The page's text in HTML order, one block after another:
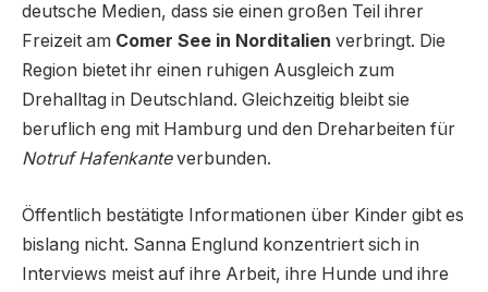
deutsche Medien, dass sie einen großen Teil ihrer
Freizeit am Comer See in Norditalien verbringt. Die
Region bietet ihr einen ruhigen Ausgleich zum
Drehalltag in Deutschland. Gleichzeitig bleibt sie
beruflich eng mit Hamburg und den Dreharbeiten für
Notruf Hafenkanteverbunden.
Öffentlich bestätigte Informationen über Kinder gibt es
bislang nicht. Sanna Englund konzentriert sich in
Interviews meist auf ihre Arbeit, ihre Hunde und ihre